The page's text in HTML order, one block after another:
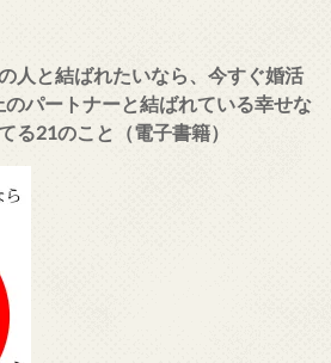
人と結ばれたいなら、今すぐ婚活
パートナーと結ばれている幸せな
る21のこと（電子書籍）